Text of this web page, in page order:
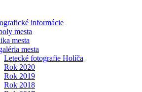
informácie
mesta
mesta
mesta
Letecké fotografie Holíča
Rok 2020
Rok 2019
Rok 2018